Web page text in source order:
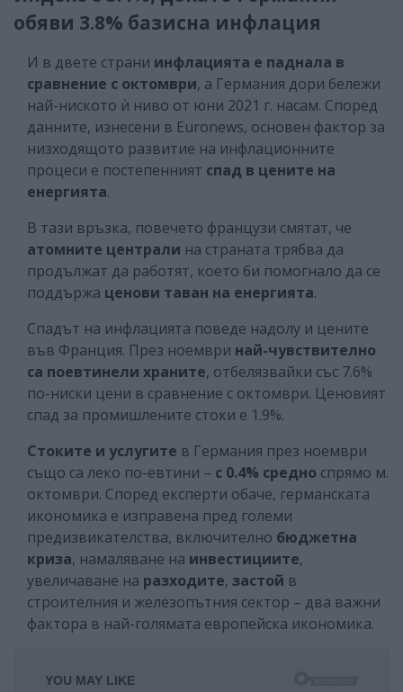
обяви 3.8% базисна инфлация
И в двете страни инфлацията е паднала в
сравнение с октомври, а Германия дори бележи
най-ниското ѝ ниво от юни 2021 г. насам. Според
данните, изнесени в Euronews, основен фактор за
низходящото развитие на инфлационните
процеси е постепенният спад в цените на
енергията.
В тази връзка, повечето французи смятат, че
атомните централи на страната трябва да
продължат да работят, което би помогнало да се
поддържа ценови таван на енергията.
Спадът на инфлацията поведе надолу и цените
във Франция. През ноември най-чувствително
са поевтинели храните, отбелязвайки със 7.6%
по-ниски цени в сравнение с октомври. Ценовият
спад за промишлените стоки е 1.9%.
Стоките и услугите в Германия през ноември
също са леко по-евтини – с 0.4% средно спрямо м.
октомври. Според експерти обаче, германската
икономика е изправена пред големи
предизвикателства, включително бюджетна
криза, намаляване на инвестициите,
увеличаване на разходите, застой в
строителния и железопътния сектор – два важни
фактора в най-голямата европейска икономика.